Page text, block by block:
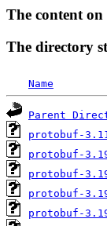
The content
The directory
Name
Parent
protobuf-
protobuf-
protobuf-
protobuf-
protobuf-